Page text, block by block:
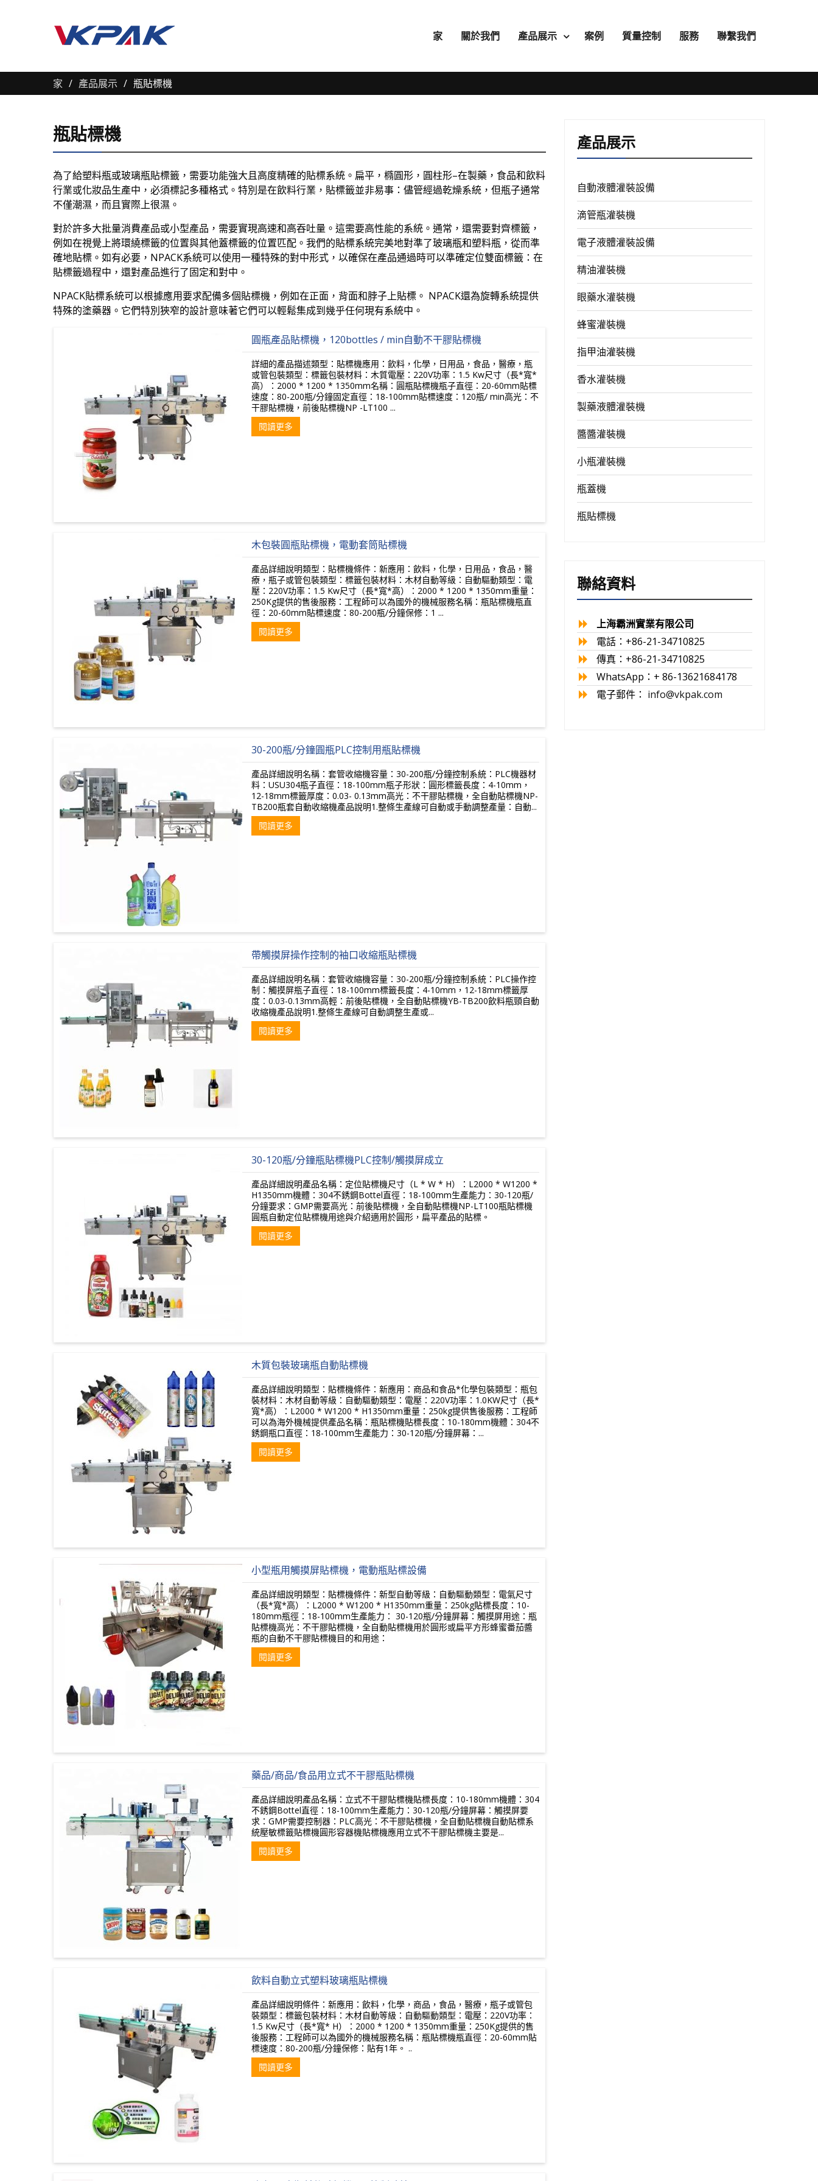
家 關於我們 產品展示 案例 質量控制 服務 聯繫我們
家 產品展示 瓶貼標機
瓶貼標機
為了給塑料瓶或玻璃瓶貼標籤，需要功能強大且高度精確的貼標系統。扁平，橢圓形，圓柱形–在製藥，食品和飲料
行業或化妝品生產中，必須標記多種格式。特別是在飲料行業，貼標籤並非易事：儘管經過乾燥系統，但瓶子通常
不僅潮濕，而且實際上很濕。
對於許多大批量消費產品或小型產品，需要實現高速和高吞吐量。這需要高性能的系統。通常，還需要對齊標籤，
例如在視覺上將環繞標籤的位置與其他蓋標籤的位置匹配。我們的貼標系統完美地對準了玻璃瓶和塑料瓶，從而準
確地貼標。如有必要，NPACK系統可以使用一種特殊的對中形式，以確保在產品通過時可以準確定位雙面標籤：在
貼標籤過程中，還對產品進行了固定和對中。
NPACK貼標系統可以根據應用要求配備多個貼標機，例如在正面，背面和脖子上貼標。 NPACK還為旋轉系統提供
特殊的塗藥器。它們特別狹窄的設計意味著它們可以輕鬆集成到幾乎任何現有系統中。
圓瓶產品貼標機，120bottles / min自動不干膠貼標機
詳細的產品描述類型：貼標機應用：飲料，化學，日用品，食品，醫療，瓶
或管包裝類型：標籤包裝材料：木質電壓：220V功率：1.5 Kw尺寸（長*寬*
高）：2000 * 1200 * 1350mm名稱：圓瓶貼標機瓶子直徑：20-60mm貼標
速度：80-200瓶/分鐘固定直徑：18-100mm貼標速度：120瓶/ min高光：不
干膠貼標機，前後貼標機NP -LT100 ...
閱讀更多
木包裝圓瓶貼標機，電動套筒貼標機
產品詳細說明類型：貼標機條件：新應用：飲料，化學，日用品，食品，醫
療，瓶子或管包裝類型：標籤包裝材料：木材自動等級：自動驅動類型：電
壓：220V功率：1.5 Kw尺寸（長*寬*高）：2000 * 1200 * 1350mm重量：
250Kg提供的售後服務：工程師可以為國外的機械服務名稱：瓶貼標機瓶直
徑：20-60mm貼標速度：80-200瓶/分鐘保修：1 ...
閱讀更多
30-200瓶/分鐘圓瓶PLC控制用瓶貼標機
產品詳細說明名稱：套管收縮機容量：30-200瓶/分鐘控制系統：PLC機器材
料：USU304瓶子直徑：18-100mm瓶子形狀：圓形標籤長度：4-10mm，
12-18mm標籤厚度：0.03- 0.13mm高光：不干膠貼標機，全自動貼標機NP-
TB200瓶套自動收縮機產品說明1.整條生產線可自動或手動調整產量：自動...
閱讀更多
帶觸摸屏操作控制的袖口收縮瓶貼標機
產品詳細說明名稱：套管收縮機容量：30-200瓶/分鐘控制系統：PLC操作控
制：觸摸屏瓶子直徑：18-100mm標籤長度：4-10mm，12-18mm標籤厚
度：0.03-0.13mm高輕：前後貼標機，全自動貼標機YB-TB200飲料瓶頸自動
收縮機產品說明1.整條生產線可自動調整生產或...
閱讀更多
30-120瓶/分鐘瓶貼標機PLC控制/觸摸屏成立
產品詳細說明產品名稱：定位貼標機尺寸（L * W * H）：L2000 * W1200 *
H1350mm機體：304不銹鋼Bottel直徑：18-100mm生產能力：30-120瓶/
分鐘要求：GMP需要高光：前後貼標機，全自動貼標機NP-LT100瓶貼標機
圓瓶自動定位貼標機用途與介紹適用於圓形，扁平產品的貼標。
閱讀更多
木質包裝玻璃瓶自動貼標機
產品詳細說明類型：貼標機條件：新應用：商品和食品*化學包裝類型：瓶包
裝材料：木材自動等級：自動驅動類型：電壓：220V功率：1.0KW尺寸（長*
寬*高）：L2000 * W1200 * H1350mm重量：250kg提供售後服務：工程師
可以為海外機械提供產品名稱：瓶貼標機貼標長度：10-180mm機體：304不
銹鋼瓶口直徑：18-100mm生產能力：30-120瓶/分鐘屏幕：...
閱讀更多
小型瓶用觸摸屏貼標機，電動瓶貼標設備
產品詳細說明類型：貼標機條件：新型自動等級：自動驅動類型：電氣尺寸
（長*寬*高）：L2000 * W1200 * H1350mm重量：250kg貼標長度：10-
180mm瓶徑：18-100mm生產能力： 30-120瓶/分鐘屏幕：觸摸屏用途：瓶
貼標機高光：不干膠貼標機，全自動貼標機用於圓形或扁平方形蜂蜜番茄醬
瓶的自動不干膠貼標機目的和用途：
閱讀更多
藥品/商品/食品用立式不干膠瓶貼標機
產品詳細說明產品名稱：立式不干膠貼標機貼標長度：10-180mm機體：304
不銹鋼Bottel直徑：18-100mm生產能力：30-120瓶/分鐘屏幕：觸摸屏要
求：GMP需要控制器：PLC高光：不干膠貼標機，全自動貼標機自動貼標系
統壓敏標籤貼標機圓形容器機貼標機應用立式不干膠貼標機主要是...
閱讀更多
飲料自動立式塑料玻璃瓶貼標機
產品詳細說明條件：新應用：飲料，化學，商品，食品，醫療，瓶子或管包
裝類型：標籤包裝材料：木材自動等級：自動驅動類型：電壓：220V功率：
1.5 Kw尺寸（長*寬* H）：2000 * 1200 * 1350mm重量：250Kg提供的售
後服務：工程師可以為國外的機械服務名稱：瓶貼標機瓶直徑：20-60mm貼
標速度：80-200瓶/分鐘保修：貼有1年。 ..
閱讀更多
產品展示
自動液體灌裝設備
滴管瓶灌裝機
電子液體灌裝設備
精油灌裝機
眼藥水灌裝機
蜂蜜灌裝機
指甲油灌裝機
香水灌裝機
製藥液體灌裝機
醬醬灌裝機
小瓶灌裝機
瓶蓋機
瓶貼標機
聯絡資料
上海霸洲實業有限公司
電話：+86-21-34710825
傳真：+86-21-34710825
WhatsApp：+ 86-13621684178
電子郵件： info@vkpak.com